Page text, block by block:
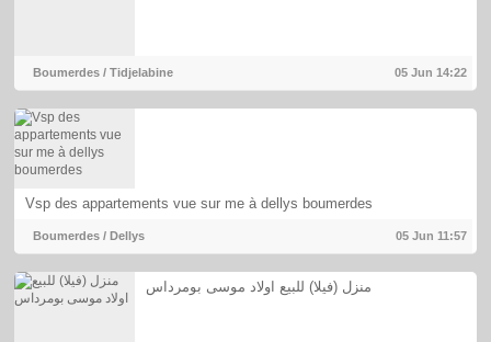
Boumerdes / Tidjelabine 05 Jun14:22
Vsp des appartements vue sur me à dellys boumerdes
Boumerdes / Dellys 05 Jun11:57
منزل (فيلا) للبيع اولاد موسى بومرداس